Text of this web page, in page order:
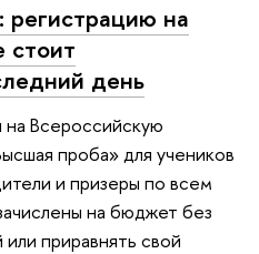
регистрацию на
день
на Всероссийскую
проба» для учеников
и призеры по всем
на бюджет без
приравнять свой